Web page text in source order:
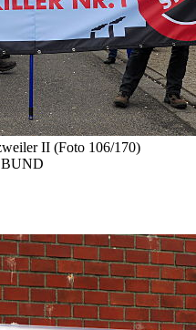
II (Foto 106/170)
BUND